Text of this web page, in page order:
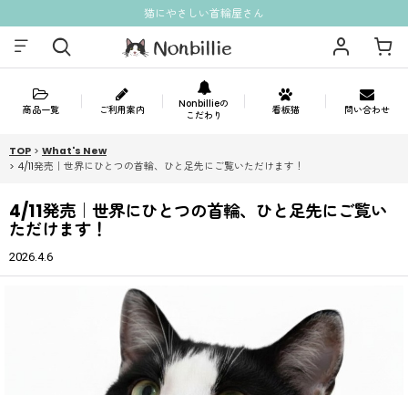
猫にやさしい首輪屋さん
商品一覧 ご利用案内
Nonbillieの
こだわり
看板猫 問い合わせ
TOP > What's New
> 4/11発売｜世界にひとつの首輪、ひと足先にご覧いただけます！
4/11発売｜世界にひとつの首輪、ひと足先にご覧い
ただけます！
2026.4.6